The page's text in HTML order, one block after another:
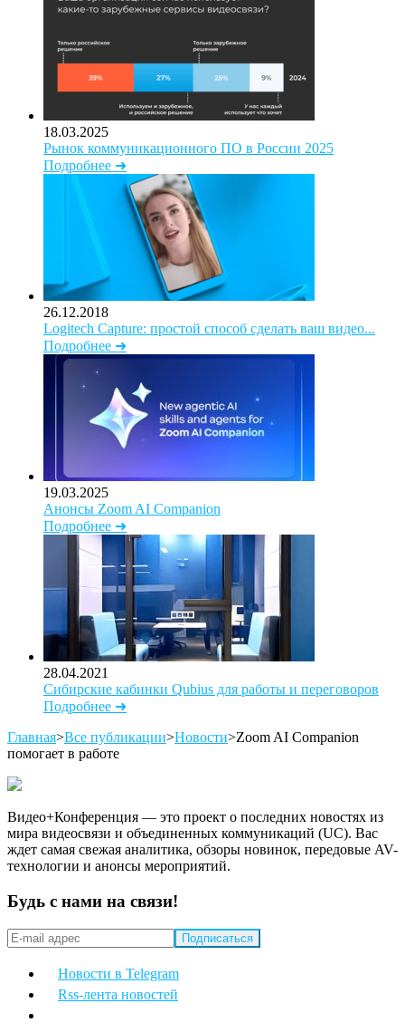
18.03.2025
Рынок коммуникационного ПО в России 2025
Подробнее ➜
26.12.2018
Logitech Capture: простой способ сделать ваш видео...
Подробнее ➜
19.03.2025
Анонсы Zoom AI Companion
Подробнее ➜
28.04.2021
Сибирские кабинки Qubius для работы и переговоров
Подробнее ➜
Главная>Все публикации>Новости>Zoom AI Companion
помогает в работе
Видео+Конференция — это проект о последних новостях из
мира видеосвязи и объединенных коммуникаций (UC). Вас
ждет самая свежая аналитика, обзоры новинок, передовые AV-
технологии и анонсы мероприятий.
Будь с нами на связи!
Новости в Telegram
Rss-лента новостей